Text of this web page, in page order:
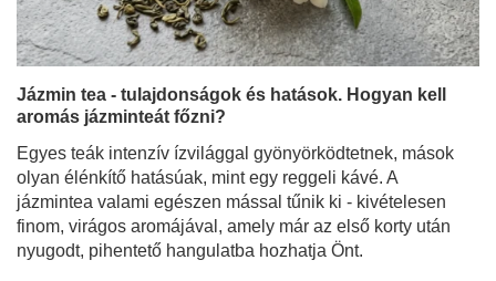
aromás jázminteát főzni?
Egyes teák intenzív ízvilággal gyönyörködtetnek, mások
olyan élénkítő hatásúak, mint egy reggeli kávé. A
jázmintea valami egészen mással tűnik ki - kivételesen
finom, virágos aromájával, amely már az első korty után
nyugodt, pihentető hangulatba hozhatja Önt.
Bővebben